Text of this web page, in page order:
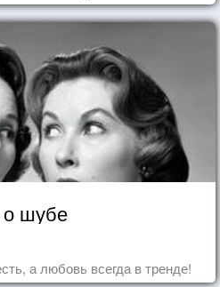
шубе
а любовь всегда в тренде!